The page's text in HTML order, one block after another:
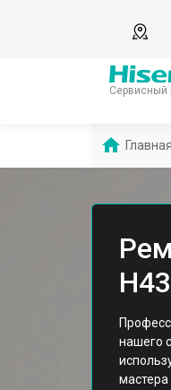
Сервисный
Главная
нашего